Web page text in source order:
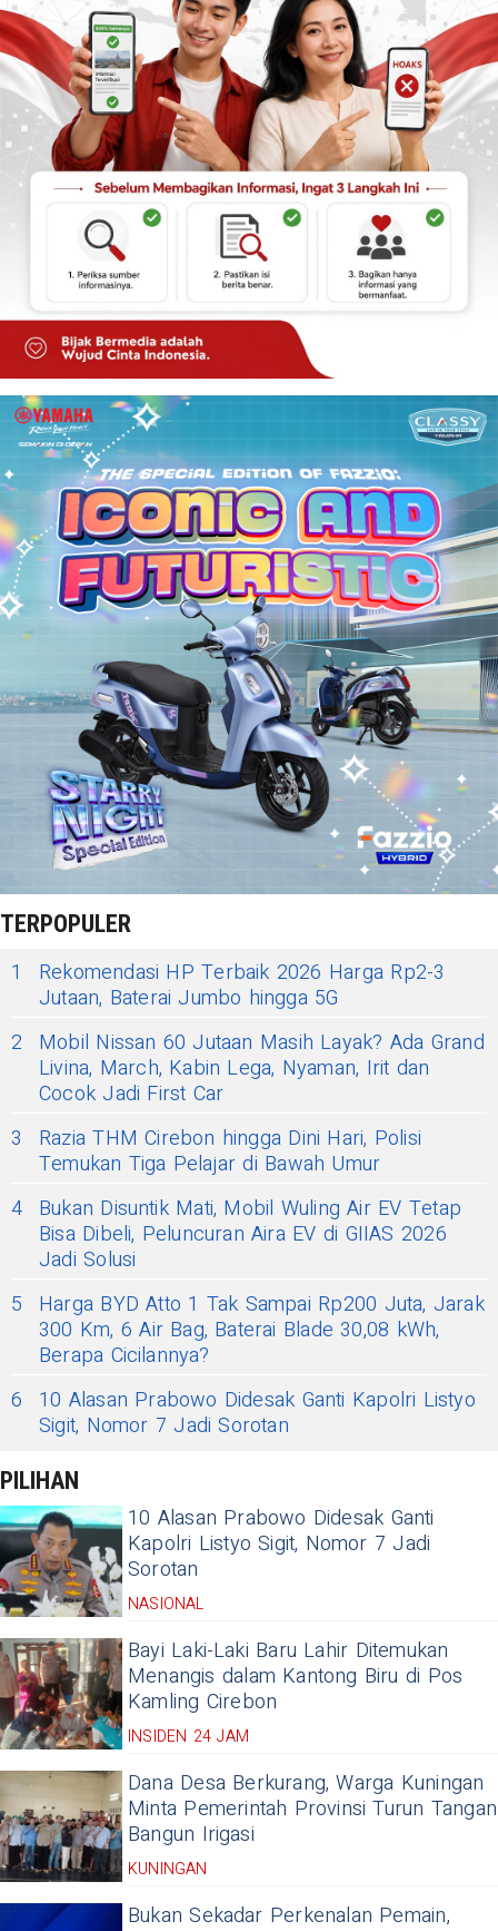
TERPOPULER
1
Rekomendasi HP Terbaik 2026 Harga Rp2-3
Jutaan, Baterai Jumbo hingga 5G
2
Mobil Nissan 60 Jutaan Masih Layak? Ada Grand
Livina, March, Kabin Lega, Nyaman, Irit dan
Cocok Jadi First Car
3
Razia THM Cirebon hingga Dini Hari, Polisi
Temukan Tiga Pelajar di Bawah Umur
4 Bukan Disuntik Mati, Mobil Wuling Air EV Tetap
Bisa Dibeli, Peluncuran Aira EV di GIIAS 2026
Jadi Solusi
5
Harga BYD Atto 1 Tak Sampai Rp200 Juta, Jarak
300 Km, 6 Air Bag, Baterai Blade 30,08 kWh,
Berapa Cicilannya?
6
10 Alasan Prabowo Didesak Ganti Kapolri Listyo
Sigit, Nomor 7 Jadi Sorotan
PILIHAN
10 Alasan Prabowo Didesak Ganti
Kapolri Listyo Sigit, Nomor 7 Jadi
Sorotan
NASIONAL
Bayi Laki-Laki Baru Lahir Ditemukan
Menangis dalam Kantong Biru di Pos
Kamling Cirebon
INSIDEN 24 JAM
Dana Desa Berkurang, Warga Kuningan
Minta Pemerintah Provinsi Turun Tangan
Bangun Irigasi
KUNINGAN
Bukan Sekadar Perkenalan Pemain,